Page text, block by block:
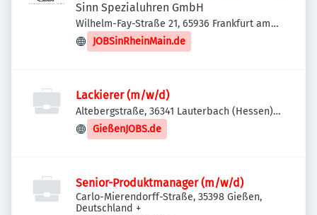
Sinn Spezialuhren GmbH
Wilhelm-Fay-Straße 21, 65936 Frankfurt am
Main, Deutschland
JOBSinRheinMain.de
Lackierer (m/w/d)
Altebergstraße, 36341 Lauterbach (Hessen),
Deutschland
GießenJOBS.de
Senior-Produktmanager (m/w/d)
Carlo-Mierendorff-Straße, 35398 Gießen,
Deutschland +